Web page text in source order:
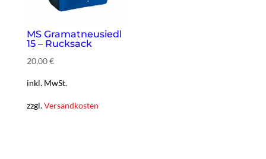
MS Gramatneusiedl
15 – Rucksack
20,00€
inkl. MwSt.
zzgl.Versandkosten